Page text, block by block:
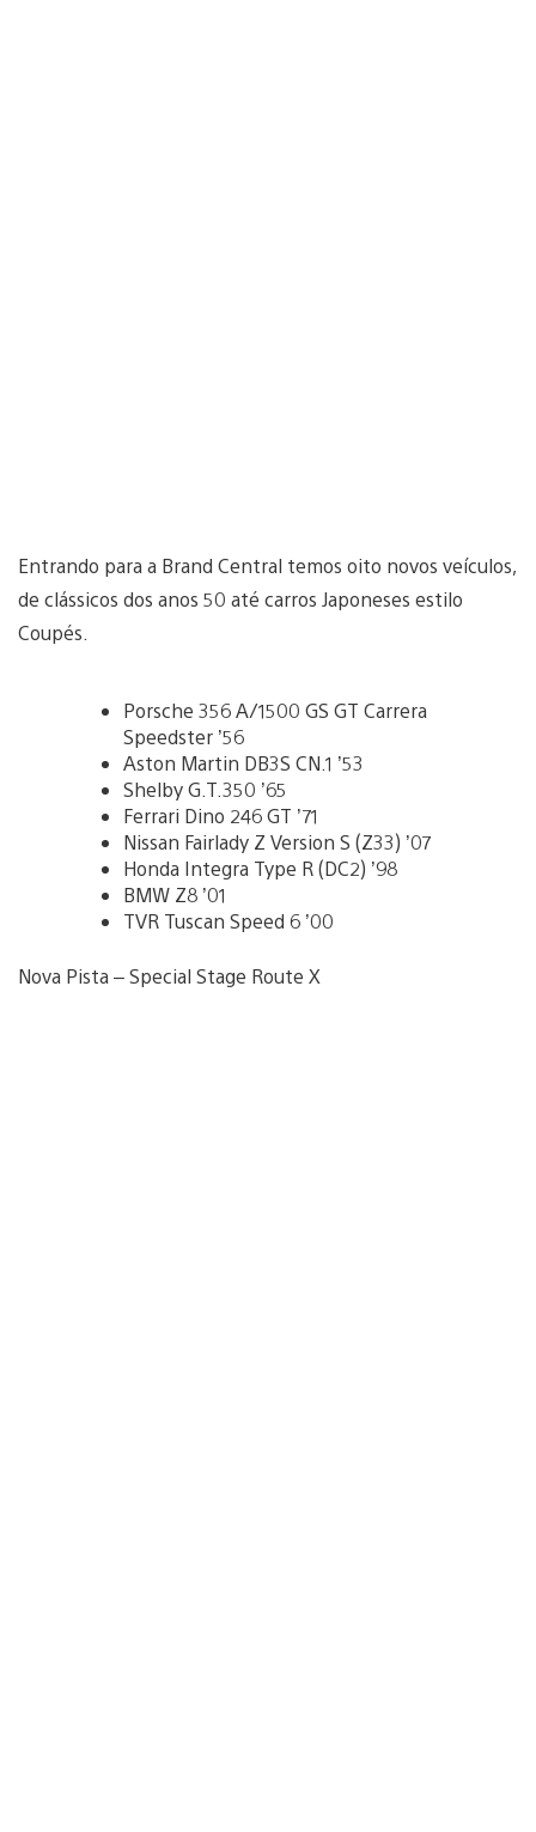
Entrando para a Brand Central temos oito novos veículos,
de clássicos dos anos 50 até carros Japoneses estilo
Coupés.
Porsche 356 A/1500 GS GT Carrera
Speedster ’56
Aston Martin DB3S CN.1 ’53
Shelby G.T.350 ’65
Ferrari Dino 246 GT ’71
Nissan Fairlady Z Version S (Z33) ’07
Honda Integra Type R (DC2) ’98
BMW Z8 ’01
TVR Tuscan Speed 6 ’00
Nova Pista – Special Stage Route X